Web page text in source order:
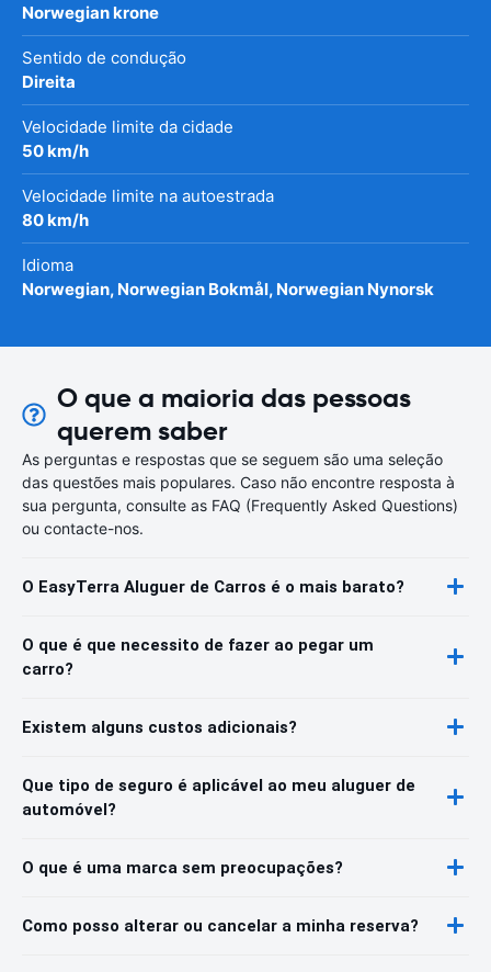
Norwegian krone
Sentido de condução
Direita
Velocidade limite da cidade
50 km/h
Velocidade limite na autoestrada
80 km/h
Idioma
Norwegian, Norwegian Bokmål, Norwegian Nynorsk
O que a maioria das pessoas
querem saber
As perguntas e respostas que se seguem são uma seleção
das questões mais populares. Caso não encontre resposta à
sua pergunta, consulte as FAQ (Frequently Asked Questions)
ou contacte-nos.
O EasyTerra Aluguer de Carros é o mais barato?
O que é que necessito de fazer ao pegar um
carro?
Existem alguns custos adicionais?
Que tipo de seguro é aplicável ao meu aluguer de
automóvel?
O que é uma marca sem preocupações?
Como posso alterar ou cancelar a minha reserva?